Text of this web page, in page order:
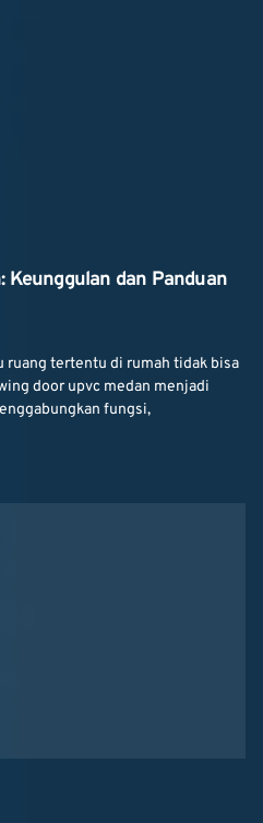
Keunggulan dan Panduan
ruang tertentu di rumah tidak bisa
door upvc medan menjadi
fungsi,